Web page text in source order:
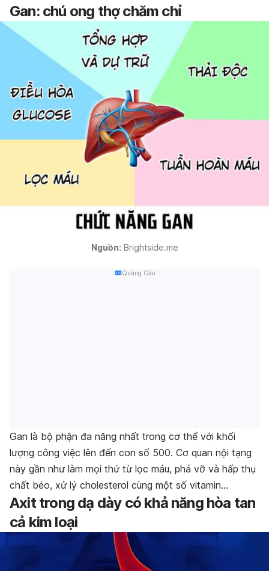
Gan: chú ong thợ chăm chỉ
Nguồn: Brightside.me
Quảng Cáo
Gan là bộ phận đa năng nhất trong cơ thể với khối
lượng công việc lên đến con số 500. Cơ quan nội tạng
này gần như làm mọi thứ từ lọc máu, phá vỡ và hấp thụ
chất béo, xử lý cholesterol cùng một số vitamin…
Axit trong dạ dày có khả năng hòa tan
cả kim loại